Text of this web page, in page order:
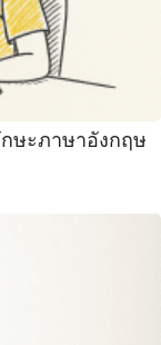
ษะภาษาอังกฤษ